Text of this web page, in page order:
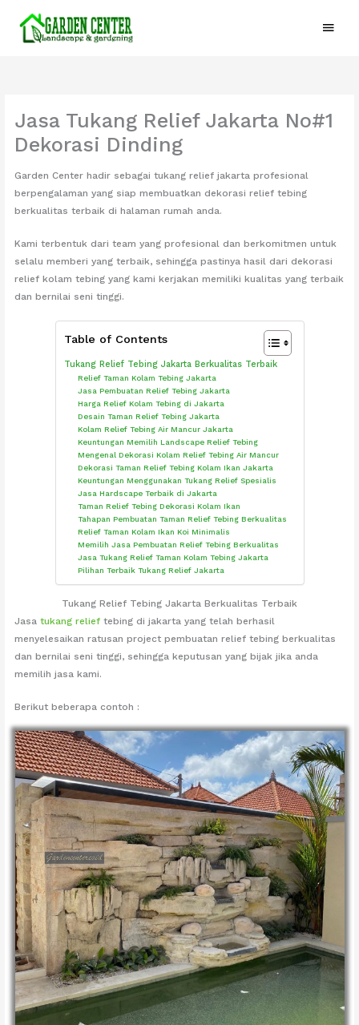
konten
Menu
Jasa Tukang Relief Jakarta No#1
Dekorasi Dinding
Garden Center hadir sebagai tukang relief jakarta profesional
berpengalaman yang siap membuatkan dekorasi relief tebing
berkualitas terbaik di halaman rumah anda.
Kami terbentuk dari team yang profesional dan berkomitmen untuk
selalu memberi yang terbaik, sehingga pastinya hasil dari dekorasi
relief kolam tebing yang kami kerjakan memiliki kualitas yang terbaik
dan bernilai seni tinggi.
Table of Contents
Tukang Relief Tebing Jakarta Berkualitas Terbaik
Relief Taman Kolam Tebing Jakarta
Jasa Pembuatan Relief Tebing Jakarta
Harga Relief Kolam Tebing di Jakarta
Desain Taman Relief Tebing Jakarta
Kolam Relief Tebing Air Mancur Jakarta
Keuntungan Memilih Landscape Relief Tebing
Mengenal Dekorasi Kolam Relief Tebing Air Mancur
Dekorasi Taman Relief Tebing Kolam Ikan Jakarta
Keuntungan Menggunakan Tukang Relief Spesialis
Jasa Hardscape Terbaik di Jakarta
Taman Relief Tebing Dekorasi Kolam Ikan
Tahapan Pembuatan Taman Relief Tebing Berkualitas
Relief Taman Kolam Ikan Koi Minimalis
Memilih Jasa Pembuatan Relief Tebing Berkualitas
Jasa Tukang Relief Taman Kolam Tebing Jakarta
Pilihan Terbaik Tukang Relief Jakarta
Tukang Relief Tebing Jakarta Berkualitas Terbaik
Jasatukang relief tebing di jakarta yang telah berhasil
menyelesaikan ratusan project pembuatan relief tebing berkualitas
dan bernilai seni tinggi, sehingga keputusan yang bijak jika anda
memilih jasa kami.
Berikut beberapa contoh :